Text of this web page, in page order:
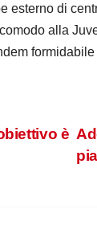
esterno di
alla
è